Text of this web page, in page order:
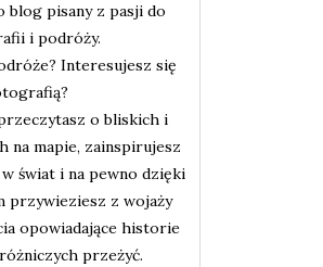
blog pisany z pasji do
i podróży.
Interesujesz się
o bliskich i
na mapie, zainspirujesz
świat i na pewno dzięki
przywieziesz z wojaży
opowiadające historie
przeżyć.